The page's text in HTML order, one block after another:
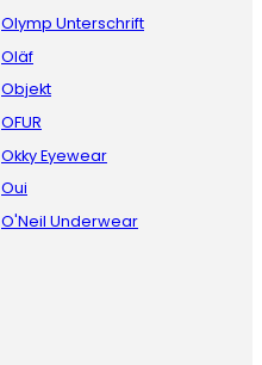
Olymp Unterschrift
Oläf
Objekt
OFUR
Okky Eyewear
Oui
O'Neil Underwear